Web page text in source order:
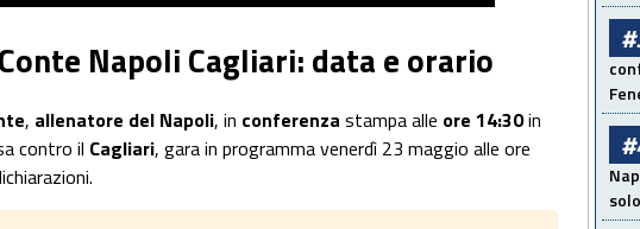
Napoli Cagliari: data e orario
, allenatore del Napoli, in conferenza stampa alle ore 14:30in
contro il Cagliari, gara in programma venerdì 23 maggio alle ore